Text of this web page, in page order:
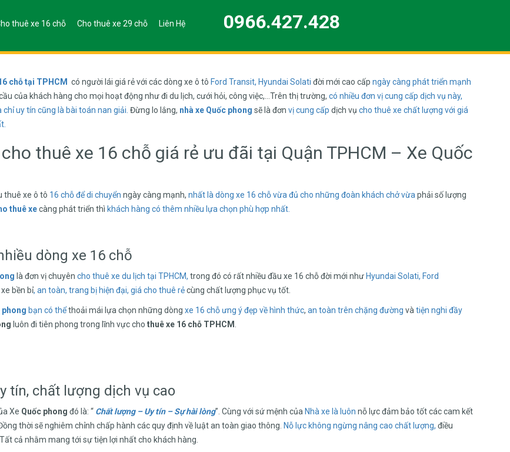
thuê xe 16 chỗ Cho thuê xe 29 chỗ Liên Hệ 0966.427.428
chỗ tại TPHCM có người lái giá rẻ với các dòng xe ô tô Ford Transit, Hyundai Solati đời mới cao cấp ngày càng phát triển mạnh
của khách hàng cho mọi hoạt động như đi du lịch, cưới hỏi, công việc,…Trên thị trường, có nhiều đơn vị cung cấp dịch vụ này,
chỉ uy tín cũng là bài toán nan giải. Đừng lo lắng, nhà xe Quốc phong sẽ là đơn vị cung cấp dịch vụ cho thuê xe chất lượng với giá
thuê xe 16 chỗ giá rẻ ưu đãi tại Quận TPHCM – Xe Quốc
thuê xe ô tô 16 chỗ để di chuyển ngày càng mạnh, nhất là dòng xe 16 chỗ vừa đủ cho những đoàn khách chở vừa phải số lượng
thuê xecàng phát triển thì khách hàng có thêm nhiều lựa chọn phù hợp nhất.
dòng xe 16 chỗ
là đơn vị chuyên cho thuê xe du lịch tại TPHCM, trong đó có rất nhiều đầu xe 16 chỗ đời mới như Hyundai Solati, Ford
bền bỉ, an toàn, trang bị hiện đại, giá cho thuê rẻcùng chất lượng phục vụ tốt.
phong bạn có thểthoải mái lựa chọn những dòng xe 16 chỗ ưng ý đẹp về hình thức, an toàn trên chặng đường và tiện nghi đầy
luôn đi tiên phong trong lĩnh vực cho thuê xe 16 chỗ TPHCM
tín, chất lượng dịch vụ cao
Xe Quốc phong đó là: “ Chất lượng – Uy tín – Sự hài lòng”. Cùng với sứ mệnh của Nhà xe là luôn nỗ lực đảm bảo tốt các cam kết
thời sẽ nghiêm chỉnh chấp hành các quy định về luật an toàn giao thông. Nỗ lực không ngừng nâng cao chất lượng, điều
cả nhằm mang tới sự tiện lợi nhất cho khách hàng.